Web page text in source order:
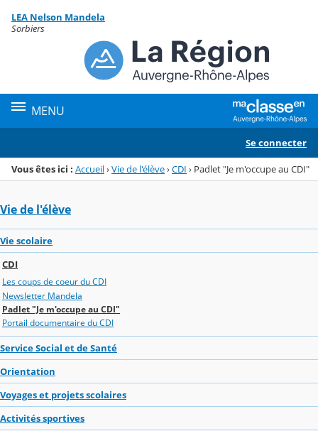
Menu de la rubrique
Contenu
LEA Nelson Mandela
Sorbiers
MENU
Se connecter
Vous êtes ici : Accueil›Vie de l'élève›CDI › Padlet "Je m'occupe au CDI"
Vie de l'élève
Vie scolaire
CDI
Les coups de coeur du CDI
Newsletter Mandela
Padlet "Je m'occupe au CDI"
Portail documentaire du CDI
Service Social et de Santé
Orientation
Voyages et projets scolaires
Activités sportives